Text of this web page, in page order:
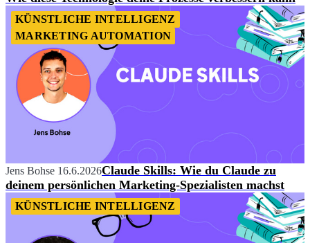
KÜNSTLICHE INTELLIGENZ
MARKETING AUTOMATION
Jens Bohse 16.6.2026Claude Skills: Wie du Claude zu
deinem persönlichen Marketing-Spezialisten machst
KÜNSTLICHE INTELLIGENZ